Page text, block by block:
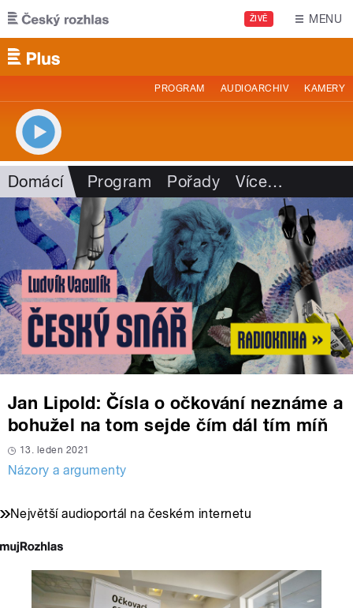
Přejít k hlavnímu obsahu
ŽIVĚ MENU
PROGRAM AUDIOARCHIV KAMERY
Domácí Program Pořady Více…
Jan Lipold: Čísla o očkování neznáme a
bohužel na tom sejde čím dál tím míň
13. leden 2021
Názory a argumenty
Největší audioportál na českém internetu